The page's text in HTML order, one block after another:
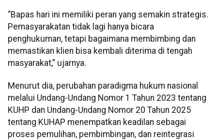
“Bapas hari ini memiliki peran yang semakin strategis.
Pemasyarakatan tidak lagi hanya bicara
penghukuman, tetapi bagaimana membimbing dan
memastikan klien bisa kembali diterima di tengah
masyarakat,” ujarnya.
Menurut dia, perubahan paradigma hukum nasional
melalui Undang-Undang Nomor 1 Tahun 2023 tentang
KUHP dan Undang-Undang Nomor 20 Tahun 2025
tentang KUHAP menempatkan keadilan sebagai
proses pemulihan, pembimbingan, dan reintegrasi